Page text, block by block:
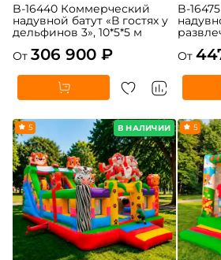
B-16440 Коммерческий
надувной батут «В гостях у
дельфинов 3», 10*5*5 м
От 306 900 ₽
B-
От
В НАЛИЧИИ
5 5